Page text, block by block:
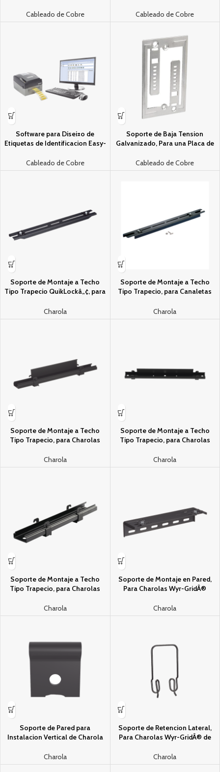
ROM
Cableado de Cobre
Memoria USB
Cableado de Cobre
Software para Disei±o de
Etiquetas de Identificacion Easy-
Memoria USB
Cableado de Cobre
Soporte de Baja Tension
Galvanizado, Para una Placa de
Paquete de 100 Piezas
Cableado de Cobre
Soporte de Montaje a Techo
Tipo Trapecio QuikLockâ„¢, para
6×4, o Charola Wyr-Grid de 12in,
Uso con Varilla Roscada de 1/2″,
Charola
Soporte de Montaje a Techo
Tipo Trapecio, para Canaletas
Varilla Roscada de 5/8″, Color
Negro
Charola
Soporte de Montaje a Techo
Tipo Trapecio, para Charolas
Ancho, Uso con Varilla Roscada
de 1/2″, Color Negro
Charola
Soporte de Montaje a Techo
Tipo Trapecio, para Charolas
Ancho, Uso con Varilla Roscada
de 1/2″, Color Negro
Charola
Soporte de Montaje a Techo
Tipo Trapecio, para Charolas
Ancho, Uso con Varilla Roscada
de 1/2″, Color Negro
Charola
Soporte de Montaje en Pared,
Para Charolas Wyr-GridÂ®
Ancho, Color Negro
Charola
Soporte de Pared para
Instalacion Vertical de Charola
Charola
Soporte de Retencion Lateral,
Para Charolas Wyr-GridÂ® de
Charola